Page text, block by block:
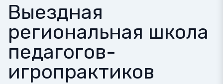
Выездная
региональная школа
педагогов-
игропрактиков